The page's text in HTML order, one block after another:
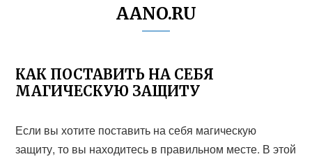
AANO.RU
КАК ПОСТАВИТЬ НА СЕБЯ
МАГИЧЕСКУЮ ЗАЩИТУ
Если вы хотите поставить на себя магическую
защиту, то вы находитесь в правильном месте. В этой